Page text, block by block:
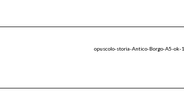
opuscolo-storia-Antico-Borgo-A5-ok-1